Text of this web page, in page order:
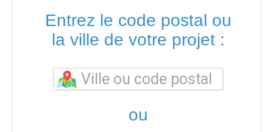
Entrez le code postal ou
la ville de votre projet :
ou